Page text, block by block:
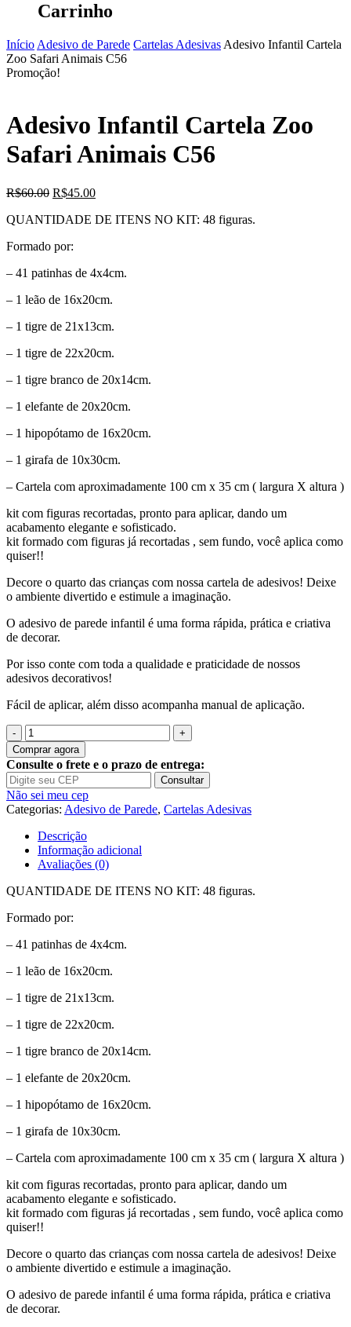
Carrinho
Início Adesivo de Parede Cartelas Adesivas Adesivo Infantil Cartela
Zoo Safari Animais C56
Promoção!
Adesivo Infantil Cartela Zoo
Safari Animais C56
R$60.00 O
original
R$60.00.
R$45.00O
atual
QUANTIDADE DE ITENS NO KIT: 48 figuras.
Formado por:
– 41 patinhas de 4x4cm.
– 1 leão de 16x20cm.
– 1 tigre de 21x13cm.
– 1 tigre de 22x20cm.
– 1 tigre branco de 20x14cm.
– 1 elefante de 20x20cm.
– 1 hipopótamo de 16x20cm.
– 1 girafa de 10x30cm.
– Cartela com aproximadamente 100 cm x 35 cm ( largura X altura )
kit com figuras recortadas, pronto para aplicar, dando um
acabamento elegante e sofisticado.
kit formado com figuras já recortadas , sem fundo, você aplica como
quiser!!
Decore o quarto das crianças com nossa cartela de adesivos! Deixe
o ambiente divertido e estimule a imaginação.
O adesivo de parede infantil é uma forma rápida, prática e criativa
de decorar.
Por isso conte com toda a qualidade e praticidade de nossos
adesivos decorativos!
Fácil de aplicar, além disso acompanha manual de aplicação.
Quantidade
de
Adesivo
Infantil
Cartela
Zoo
Safari
Animais
C56
Comprar agora
Consulte o frete e o prazo de entrega:
Consultar
Não sei meu cep
Categorias: Adesivo de Parede, Cartelas Adesivas
Descrição
Informação adicional
Avaliações (0)
QUANTIDADE DE ITENS NO KIT: 48 figuras.
Formado por:
– 41 patinhas de 4x4cm.
– 1 leão de 16x20cm.
– 1 tigre de 21x13cm.
– 1 tigre de 22x20cm.
– 1 tigre branco de 20x14cm.
– 1 elefante de 20x20cm.
– 1 hipopótamo de 16x20cm.
– 1 girafa de 10x30cm.
– Cartela com aproximadamente 100 cm x 35 cm ( largura X altura )
kit com figuras recortadas, pronto para aplicar, dando um
acabamento elegante e sofisticado.
kit formado com figuras já recortadas , sem fundo, você aplica como
quiser!!
Decore o quarto das crianças com nossa cartela de adesivos! Deixe
o ambiente divertido e estimule a imaginação.
O adesivo de parede infantil é uma forma rápida, prática e criativa
de decorar.